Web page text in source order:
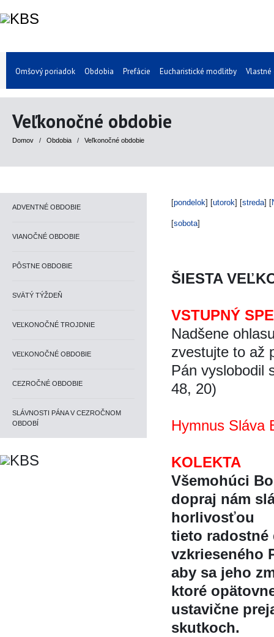
Omšový poriadok Obdobia Prefácie Eucharistické modlitby Vlastné
Veľkonočné obdobie
Domov / Obdobia / Veľkonočné obdobie
ADVENTNÉ OBDOBIE
VIANOČNÉ OBDOBIE
PÔSTNE OBDOBIE
SVÄTÝ TÝŽDEŇ
VEĽKONOČNÉ TROJDNIE
VEĽKONOČNÉ OBDOBIE
CEZROČNÉ OBDOBIE
SLÁVNOSTI PÁNA V CEZROČNOM
OBDOBÍ
[pondelok] [utorok] [streda] [
[sobota]
ŠIESTA
VSTUPNÝ
Nadšene
zvestujte to až
Pán vyslobodil
48, 20)
Hymnus Sláva
KOLEKTA
Všemohúci
dopraj nám
horlivosťou
tieto radostné
vzkrieseného
aby sa jeho
ktoré
ustavične
skutkoch.